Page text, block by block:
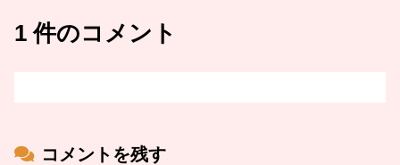
1 件のコメント
コメントを残す